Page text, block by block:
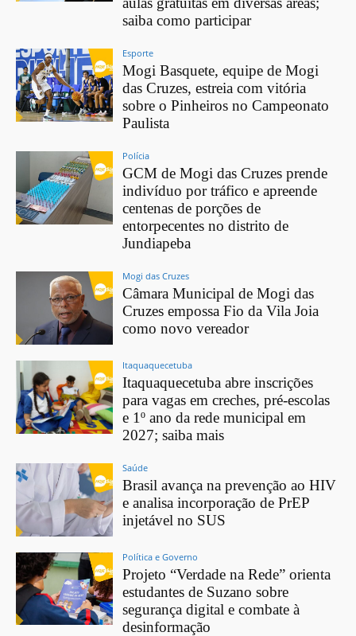
saiba como participar
Esporte
Mogi Basquete, equipe de Mogi
das Cruzes, estreia com vitória
sobre o Pinheiros no Campeonato
Paulista
Polícia
GCM de Mogi das Cruzes prende
indivíduo por tráfico e apreende
centenas de porções de
entorpecentes no distrito de
Jundiapeba
Mogi das Cruzes
Câmara Municipal de Mogi das
Cruzes empossa Fio da Vila Joia
como novo vereador
Itaquaquecetuba
Itaquaquecetuba abre inscrições
para vagas em creches, pré-escolas
e 1º ano da rede municipal em
2027; saiba mais
Saúde
Brasil avança na prevenção ao HIV
e analisa incorporação de PrEP
injetável no SUS
Política e Governo
Projeto “Verdade na Rede” orienta
estudantes de Suzano sobre
segurança digital e combate à
desinformação